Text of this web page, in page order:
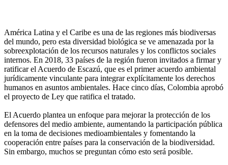
América Latina y el Caribe es una de las regiones más biodiversas
del mundo, pero esta diversidad biológica se ve amenazada por la
sobreexplotación de los recursos naturales y los conflictos sociales
internos. En 2018, 33 países de la región fueron invitados a firmar y
ratificar el Acuerdo de Escazú, que es el primer acuerdo ambiental
jurídicamente vinculante para integrar explícitamente los derechos
humanos en asuntos ambientales. Hace cinco días, Colombia aprobó
el proyecto de Ley que ratifica el tratado.
El Acuerdo plantea un enfoque para mejorar la protección de los
defensores del medio ambiente, aumentando la participación pública
en la toma de decisiones medioambientales y fomentando la
cooperación entre países para la conservación de la biodiversidad.
Sin embargo, muchos se preguntan cómo esto será posible.